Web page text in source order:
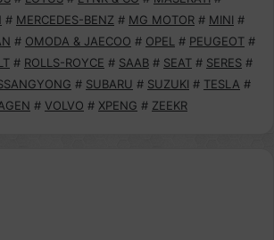
# MERCEDES-BENZ # MG MOTOR # MINI #
# OMODA & JAECOO # OPEL # PEUGEOT #
# ROLLS-ROYCE # SAAB # SEAT # SERES #
# SUBARU # SUZUKI # TESLA #
# VOLVO # XPENG # ZEEKR